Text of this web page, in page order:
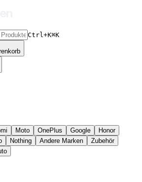
Ctrl+K⌘K
Moto OnePlus Google
Honor
Nothing Andere Marken
Zubehör